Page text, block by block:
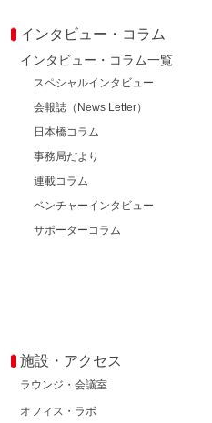
インタビュー・コラム
インタビュー・コラム一覧
スペシャルインタビュー
会報誌（News Letter）
日本橋コラム
事務局だより
連載コラム
ベンチャーインタビュー
サポーターコラム
施設・アクセス
ラウンジ・会議室
オフィス・ラボ